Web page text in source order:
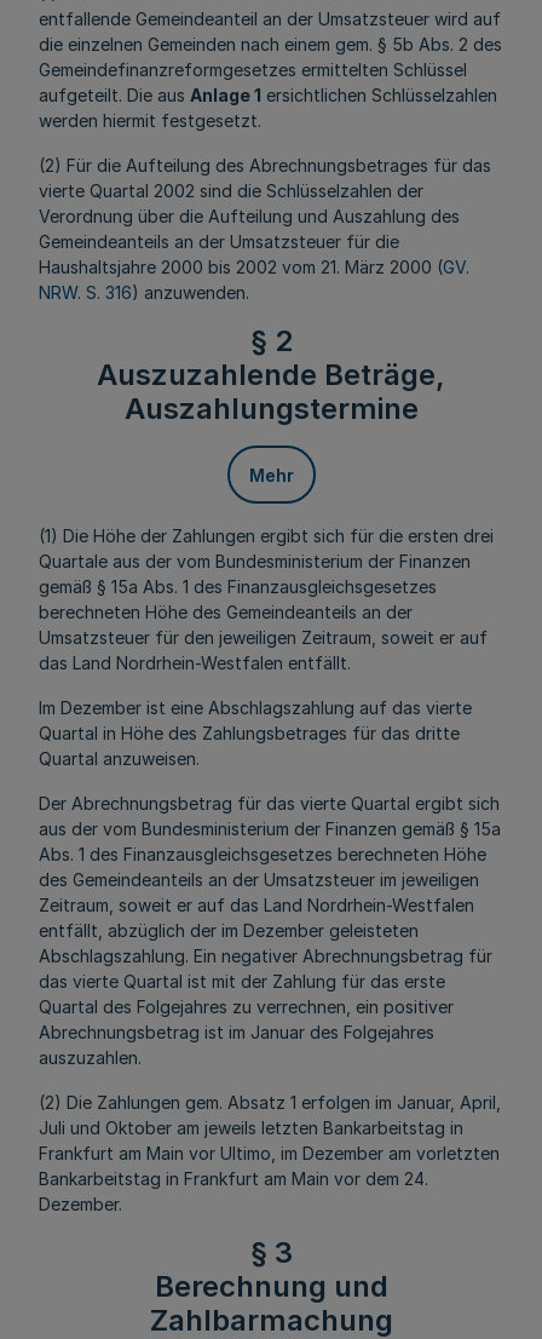
entfallende Gemeindeanteil an der Umsatzsteuer wird auf
die einzelnen Gemeinden nach einem gem. § 5b Abs. 2 des
Gemeindefinanzreformgesetzes ermittelten Schlüssel
aufgeteilt. Die aus Anlage 1 ersichtlichen Schlüsselzahlen
werden hiermit festgesetzt.
(2) Für die Aufteilung des Abrechnungsbetrages für das
vierte Quartal 2002 sind die Schlüsselzahlen der
Verordnung über die Aufteilung und Auszahlung des
Gemeindeanteils an der Umsatzsteuer für die
Haushaltsjahre 2000 bis 2002 vom 21. März 2000 (GV.
NRW. S. 316) anzuwenden.
§ 2
Auszuzahlende Beträge,
Auszahlungstermine
Mehr
(1) Die Höhe der Zahlungen ergibt sich für die ersten drei
Quartale aus der vom Bundesministerium der Finanzen
gemäß § 15a Abs. 1 des Finanzausgleichsgesetzes
berechneten Höhe des Gemeindeanteils an der
Umsatzsteuer für den jeweiligen Zeitraum, soweit er auf
das Land Nordrhein-Westfalen entfällt.
Im Dezember ist eine Abschlagszahlung auf das vierte
Quartal in Höhe des Zahlungsbetrages für das dritte
Quartal anzuweisen.
Der Abrechnungsbetrag für das vierte Quartal ergibt sich
aus der vom Bundesministerium der Finanzen gemäß § 15a
Abs. 1 des Finanzausgleichsgesetzes berechneten Höhe
des Gemeindeanteils an der Umsatzsteuer im jeweiligen
Zeitraum, soweit er auf das Land Nordrhein-Westfalen
entfällt, abzüglich der im Dezember geleisteten
Abschlagszahlung. Ein negativer Abrechnungsbetrag für
das vierte Quartal ist mit der Zahlung für das erste
Quartal des Folgejahres zu verrechnen, ein positiver
Abrechnungsbetrag ist im Januar des Folgejahres
auszuzahlen.
(2) Die Zahlungen gem. Absatz 1 erfolgen im Januar, April,
Juli und Oktober am jeweils letzten Bankarbeitstag in
Frankfurt am Main vor Ultimo, im Dezember am vorletzten
Bankarbeitstag in Frankfurt am Main vor dem 24.
Dezember.
§ 3
Berechnung und
Zahlbarmachung